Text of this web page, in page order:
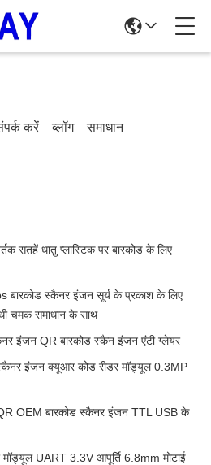
करें ब्लॉग समाधान
सतहें धातु प्लास्टिक पर बारकोड के लिए
बारकोड स्कैनर इंजन सूर्य के प्रकाश के लिए
चमक समाधान के साथ
इंजन QR बारकोड स्कैन इंजन एंटी ग्लेयर
इंजन क्यूआर कोड रीडर मॉड्यूल 0.3MP
OEM बारकोड स्कैनर इंजन TTL USB के
मॉड्यूल UART 3.3V आपूर्ति 6.8mm मोटाई